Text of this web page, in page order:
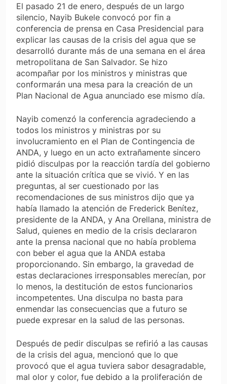
El pasado 21 de enero, después de un largo
silencio, Nayib Bukele convocó por fin a
conferencia de prensa en Casa Presidencial para
explicar las causas de la crisis del agua que se
desarrolló durante más de una semana en el área
metropolitana de San Salvador. Se hizo
acompañar por los ministros y ministras que
conformarán una mesa para la creación de un
Plan Nacional de Agua anunciado ese mismo día.
Nayib comenzó la conferencia agradeciendo a
todos los ministros y ministras por su
involucramiento en el Plan de Contingencia de
ANDA, y luego en un acto extrañamente sincero
pidió disculpas por la reacción tardía del gobierno
ante la situación crítica que se vivió. Y en las
preguntas, al ser cuestionado por las
recomendaciones de sus ministros dijo que ya
había llamado la atención de Frederick Benítez,
presidente de la ANDA, y Ana Orellana, ministra de
Salud, quienes en medio de la crisis declararon
ante la prensa nacional que no había problema
con beber el agua que la ANDA estaba
proporcionando. Sin embargo, la gravedad de
estas declaraciones irresponsables merecían, por
lo menos, la destitución de estos funcionarios
incompetentes. Una disculpa no basta para
enmendar las consecuencias que a futuro se
puede expresar en la salud de las personas.
Después de pedir disculpas se refirió a las causas
de la crisis del agua, mencionó que lo que
provocó que el agua tuviera sabor desagradable,
mal olor y color, fue debido a la proliferación de